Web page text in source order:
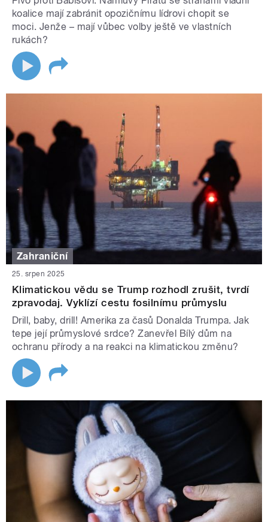
koalice mají zabránit opozičnímu lídrovi chopit se
moci. Jenže – mají vůbec volby ještě ve vlastních
rukách?
Zahraniční
25. srpen 2025
Klimatickou vědu se Trump rozhodl zrušit, tvrdí
zpravodaj. Vyklízí cestu fosilnímu průmyslu
Drill, baby, drill! Amerika za časů Donalda Trumpa. Jak
tepe její průmyslové srdce? Zanevřel Bílý dům na
ochranu přírody a na reakci na klimatickou změnu?